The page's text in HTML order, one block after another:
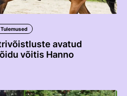
Tulemused
avatud
võitis Hanno